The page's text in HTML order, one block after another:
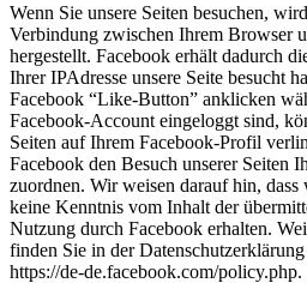
Wenn Sie unsere Seiten besuchen,
Verbindung zwischen Ihrem Browser
hergestellt. Facebook erhält dadurch
Ihrer IPAdresse unsere Seite besucht
Facebook “Like-Button” anklicken
Facebook-Account eingeloggt sind,
Seiten auf Ihrem Facebook-Profil
Facebook den Besuch unserer Seiten
zuordnen. Wir weisen darauf hin,
keine Kenntnis vom Inhalt der
Nutzung durch Facebook erhalten.
finden Sie in der
https://de-de.facebook.com/policy.php.